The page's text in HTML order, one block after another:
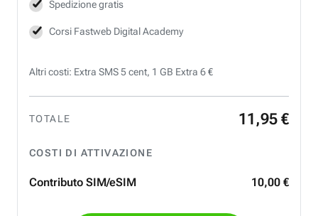
Spedizione gratis
Corsi Fastweb Digital Academy
Altri costi: Extra SMS 5 cent, 1 GB Extra 6 €
TOTALE 11 ,95 €
COSTI DI ATTIVAZIONE
Contributo SIM/eSIM 10,00 €